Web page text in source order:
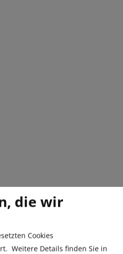
die wir
Cookies
Weitere Details finden Sie in